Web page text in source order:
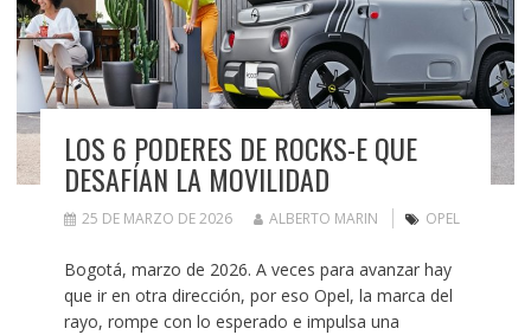
LOS 6 PODERES DE ROCKS-E QUE
DESAFÍAN LA MOVILIDAD
25 DE MARZO DE 2026 ALBERTO MARIN OPEL
Bogotá, marzo de 2026. A veces para avanzar hay
que ir en otra dirección, por eso Opel, la marca del
rayo, rompe con lo esperado e impulsa una